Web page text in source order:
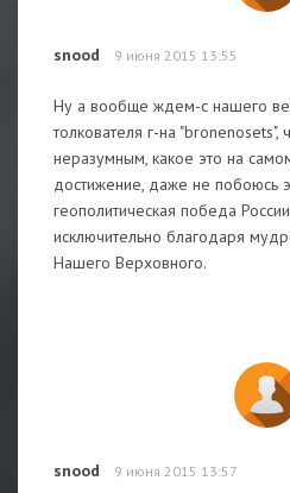
snood 9 июня 2015 13:55
Ну а вообще ждем-с нашего
толкователя г-на
неразумным, какое это на
достижение, даже не побоюсь
геополитическая победа
исключительно благодаря
Нашего Верховного.
snood 9 июня 2015 13:57